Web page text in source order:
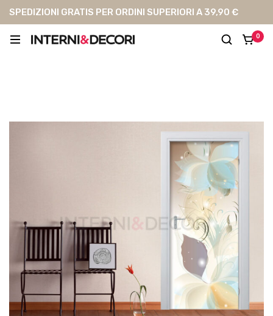
SPEDIZIONI GRATIS PER ORDINI SUPERIORI A 39,90 €
0